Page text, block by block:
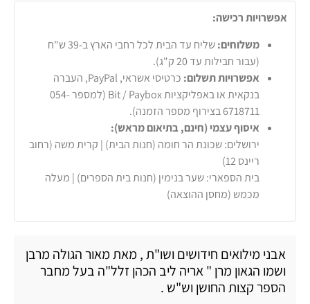
אפשרויות רכישה:
משלוחים:
שליח עד הבית לכל רחבי הארץ ב-39 ש"ח
(עבור חבילות עד 20 ק"ג).
אפשרויות תשלום:
כרטיסי אשראי, PayPal, העברה
בנקאית או באפליקציות Bit / Paybox (למספר 054-
6718711 בצירוף מספר הזמנה).
איסוף עצמי (חינם, בתיאום מראש):
ירושלים: שכונת הר חומה (חנות הבית) | קרית משה (רחוב
ריינס 12)
בית הספארי: שער בנימין (חנות בית הספרים) | מעלה
מכמש (מחסן ההוצאה)
אבני מילואים חידושים ושו"ת , מאת מאור הגולה מרבן
ושמו הגאון מרן " אריה ליב הכהן זלל"ה בעל מחבר
הספר קצות החושן וש"ש .